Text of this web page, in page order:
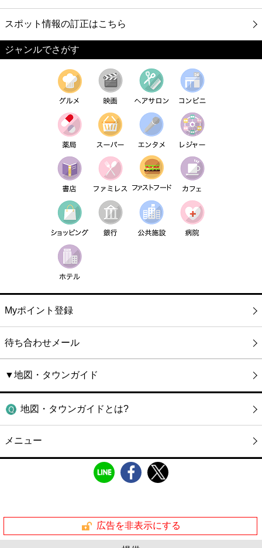
スポット情報の訂正はこちら
ジャンルでさがす
Myポイント登録
待ち合わせメール
▼地図・タウンガイド
地図・タウンガイドとは?
メニュー
広告を非表示にする